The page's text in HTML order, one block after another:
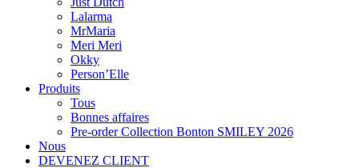
Lalarma
MrMaria
Meri Meri
Okky
Person’Elle
Produits
Tous
Bonnes affaires
Pre-order Collection Bonton SMILEY 2026
Nous
DEVENEZ CLIENT